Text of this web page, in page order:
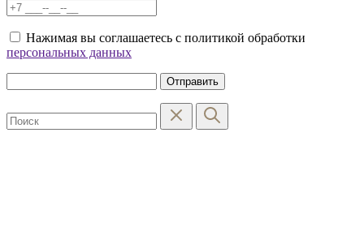
Нажимая вы соглашаетесь с политикой обработки
персональных данных